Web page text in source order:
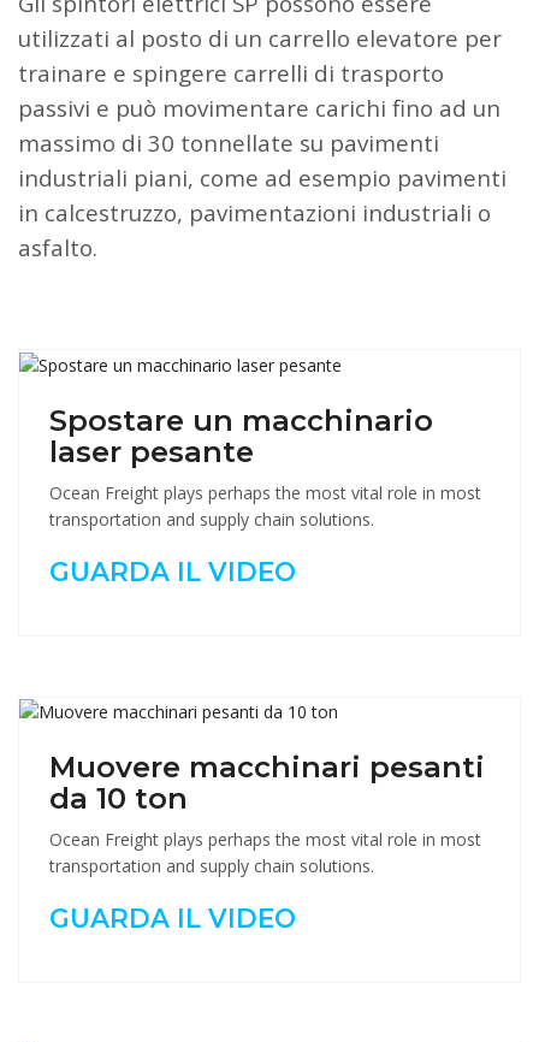
utilizzati al posto di un carrello elevatore per
trainare e spingere carrelli di trasporto
passivi e può movimentare carichi fino ad un
massimo di 30 tonnellate su pavimenti
industriali piani, come ad esempio pavimenti
in calcestruzzo, pavimentazioni industriali o
asfalto.
Spostare un macchinario
laser pesante
Ocean Freight plays perhaps the most vital role in most
transportation and supply chain solutions.
GUARDA IL VIDEO
Muovere macchinari pesanti
da 10 ton
Ocean Freight plays perhaps the most vital role in most
transportation and supply chain solutions.
GUARDA IL VIDEO